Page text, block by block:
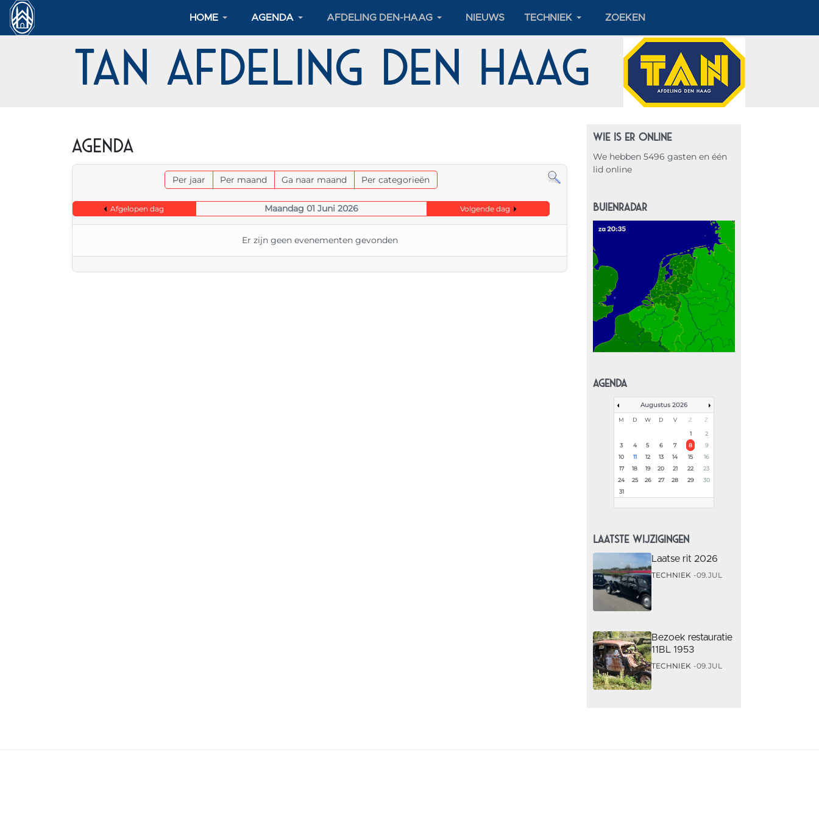
HOME AGENDA AFDELING DEN-HAAG NIEUWS TECHNIEK ZOEKEN
TAN Afdeling Den Haag
Agenda
Per jaar Per maand Ga naar maand Per categorieën
Afgelopen dag Maandag 01 Juni 2026 Volgende dag
Er zijn geen evenementen gevonden
WIE IS ER ONLINE
We hebben 5496 gasten en één
lid online
BUIENRADAR
AGENDA
Augustus 2026
M D W D V Z Z
1
2
3
4 5 6 7 8
9
10
11 12 13 14 15
16
17
18 19 20 21 22
23
24
25 26 27 28 29
30
31
LAATSTE WIJZIGINGEN
Laatse rit 2026
TECHNIEK 09.JUL
Bezoek restauratie
11BL 1953
TECHNIEK 09.JUL